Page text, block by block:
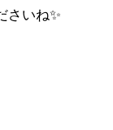
さいね✨